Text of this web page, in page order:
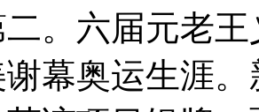
。六届元老
幕奥运生涯